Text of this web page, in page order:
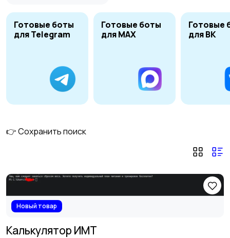
Готовые боты
для Telegram
Готовые боты
для MAX
Готовые
для ВК
👉 Сохранить поиск
Новый товар
Калькулятор ИМТ